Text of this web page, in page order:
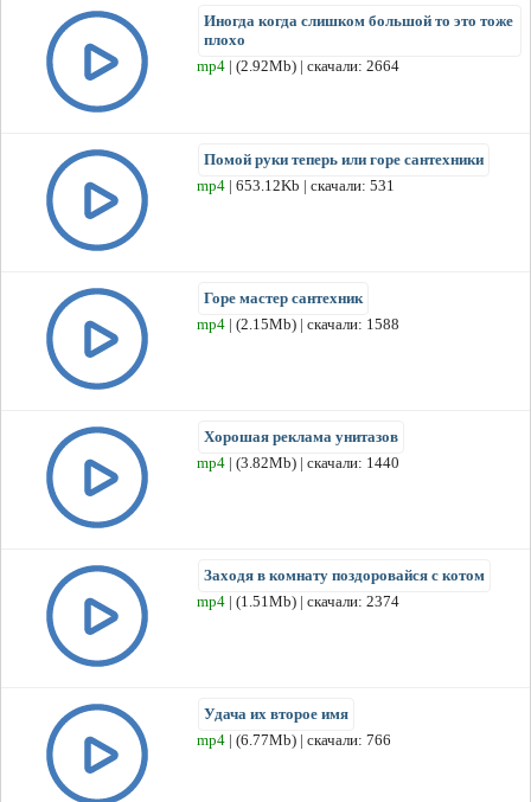
Иногда когда слишком большой то это тоже
плохо
mp4 | (2.92Mb) | скачали: 2664
Помой руки теперь или горе сантехники
mp4 | 653.12Kb | скачали: 531
Горе мастер сантехник
mp4 | (2.15Mb) | скачали: 1588
Хорошая реклама унитазов
mp4 | (3.82Mb) | скачали: 1440
Заходя в комнату поздоровайся с котом
mp4 | (1.51Mb) | скачали: 2374
Удача их второе имя
mp4 | (6.77Mb) | скачали: 766